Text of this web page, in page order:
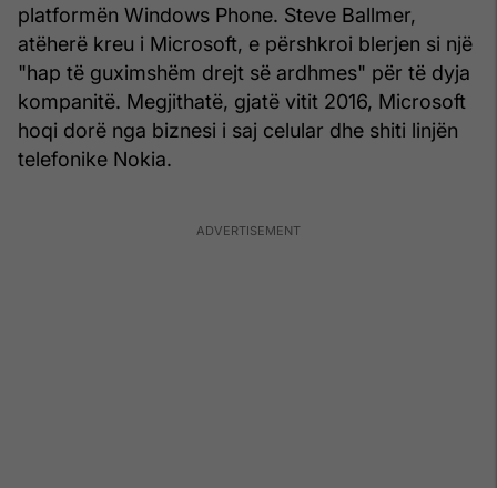
platformën Windows Phone. Steve Ballmer,
atëherë kreu i Microsoft, e përshkroi blerjen si një
"hap të guximshëm drejt së ardhmes" për të dyja
kompanitë. Megjithatë, gjatë vitit 2016, Microsoft
hoqi dorë nga biznesi i saj celular dhe shiti linjën
telefonike Nokia.